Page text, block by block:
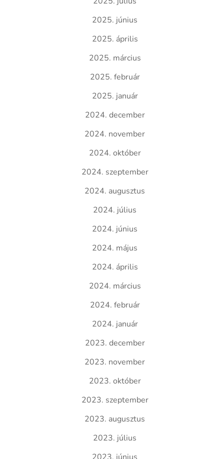
2025. június
2025. április
2025. március
2025. február
2025. január
2024. december
2024. november
2024. október
2024. szeptember
2024. augusztus
2024. július
2024. június
2024. május
2024. április
2024. március
2024. február
2024. január
2023. december
2023. november
2023. október
2023. szeptember
2023. augusztus
2023. július